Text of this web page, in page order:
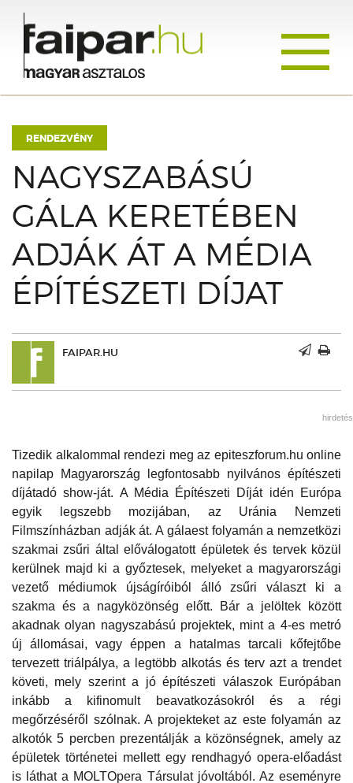
RENDEZVÉNY
NAGYSZABÁSÚ
GÁLA KERETÉBEN
ADJÁK ÁT A MÉDIA
ÉPÍTÉSZETI DÍJAT
FAIPAR.HU
hirdetés
Tizedik alkalommal rendezi meg az epiteszforum.hu online
napilap Magyarország legfontosabb nyilvános építészeti
díjátadó show-ját. A Média Építészeti Díját idén Európa
egyik legszebb mozijában, az Uránia Nemzeti
Filmszínházban adják át. A gálaest folyamán a nemzetközi
szakmai zsűri által előválogatott épületek és tervek közül
kerülnek majd ki a győztesek, melyeket a magyarországi
vezető médiumok újságíróiból álló zsűri választ ki a
szakma és a nagyközönség előtt. Bár a jelöltek között
akadnak olyan nagyszabású projektek, mint a 4-es metró
új állomásai, vagy éppen a hatalmas tarcali kőfejtőbe
tervezett triálpálya, a legtöbb alkotás és terv azt a trendet
követi, mely szerint a jó építészeti válaszok Európában
inkább a kifinomult beavatkozásokról és a régi
megőrzéséről szólnak. A projekteket az este folyamán az
alkotók 5 percben prezentálják a közönségnek, amely az
épületek történetei mellett egy rendhagyó opera-előadást
is láthat a MOLTOpera Társulat jóvoltából. Az eseményre